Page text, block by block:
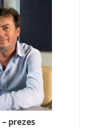
prezes